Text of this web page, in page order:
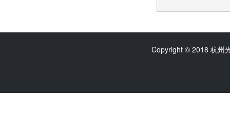
Copyright © 2018 杭州